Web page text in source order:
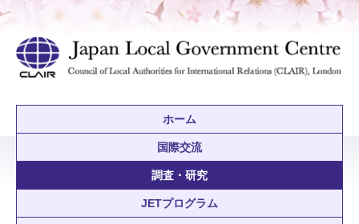
ホーム
国際交流
調査・研究
JETプログラム